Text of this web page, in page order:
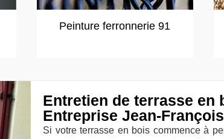
Peinture ferronnerie 91
Entretien de terrasse en
Entreprise Jean-François
Si votre terrasse en bois commence à